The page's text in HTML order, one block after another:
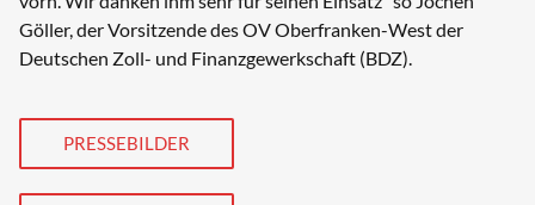
Göller, der Vorsitzende des OV Oberfranken-West der
Deutschen Zoll- und Finanzgewerkschaft (BDZ).
PRESSEBILDER